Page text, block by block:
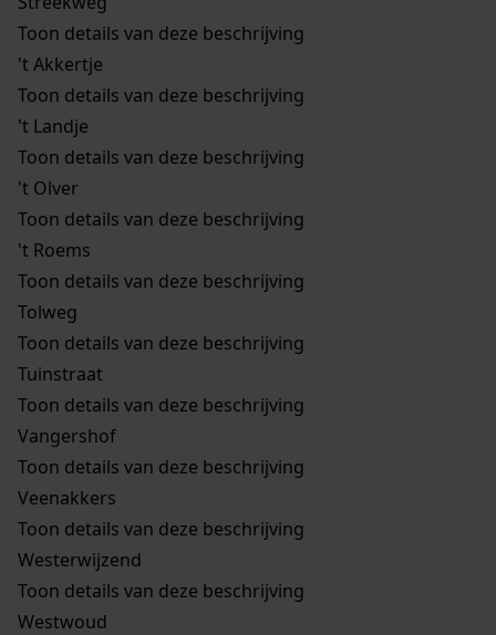
Toon details van deze beschrijving
't Akkertje
Toon details van deze beschrijving
't Landje
Toon details van deze beschrijving
't Olver
Toon details van deze beschrijving
't Roems
Toon details van deze beschrijving
Tolweg
Toon details van deze beschrijving
Tuinstraat
Toon details van deze beschrijving
Vangershof
Toon details van deze beschrijving
Veenakkers
Toon details van deze beschrijving
Westerwijzend
Toon details van deze beschrijving
Westwoud